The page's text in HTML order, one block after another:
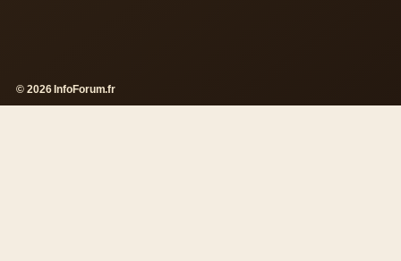
© 2026 InfoForum.fr